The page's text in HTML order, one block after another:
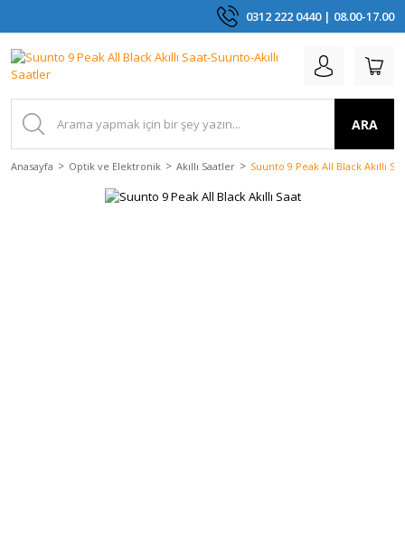
0312 222 0440 | 08.00-17.00
ARA
Anasayfa Optik ve Elektronik Akıllı Saatler Suunto 9 Peak All Black Akıllı